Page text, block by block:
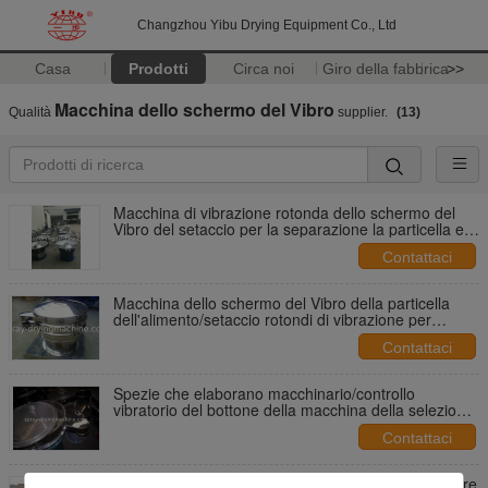
Changzhou Yibu Drying Equipment Co., Ltd
Casa Prodotti Circa noi Giro della fabbrica>>
Qualità Macchina dello schermo del Vibro supplier. (13)
Macchina di vibrazione rotonda dello schermo del
Vibro del setaccio per la separazione la particella e
Contattaci
Macchina dello schermo del Vibro della particella
dell'alimento/setaccio rotondi di vibrazione per
Contattaci
Spezie che elaborano macchinario/controllo
vibratorio del bottone della macchina della selezione
Contattaci
Multi alta frequenza di strato del separatore circolare